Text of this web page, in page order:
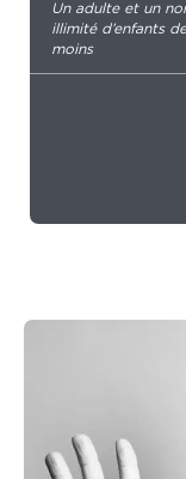
Un adulte et un
illimité d’enfants
moins